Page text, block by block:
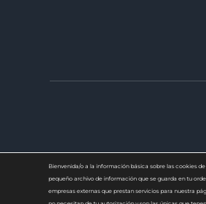
Bienvenida/o a la información básica sobre las cookies
pequeño archivo de información que se guarda en tu
empresas externas que prestan servicios para nuestra